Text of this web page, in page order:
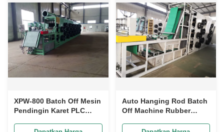
XPW-800 Batch Off Mesin
Pendingin Karet PLC
Mesin Karet
Auto Hanging Rod Batch
Off Machine Rubber
menerus 16mm